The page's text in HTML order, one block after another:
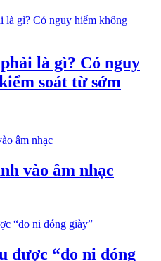
là gì? Có nguy
soát từ sớm
vào âm nhạc
được “đo ni đóng